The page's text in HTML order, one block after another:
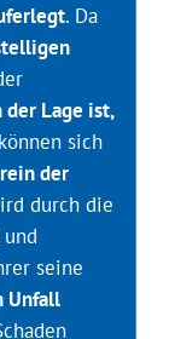
. Da
Lage ist,
sich
der
durch die
seine
Unfall